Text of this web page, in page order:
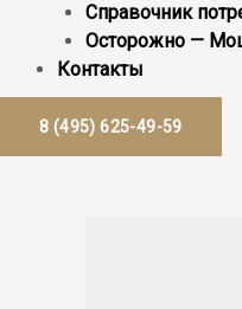
Справочник
Осторожно —
Контакты
8 (495) 625-49-59